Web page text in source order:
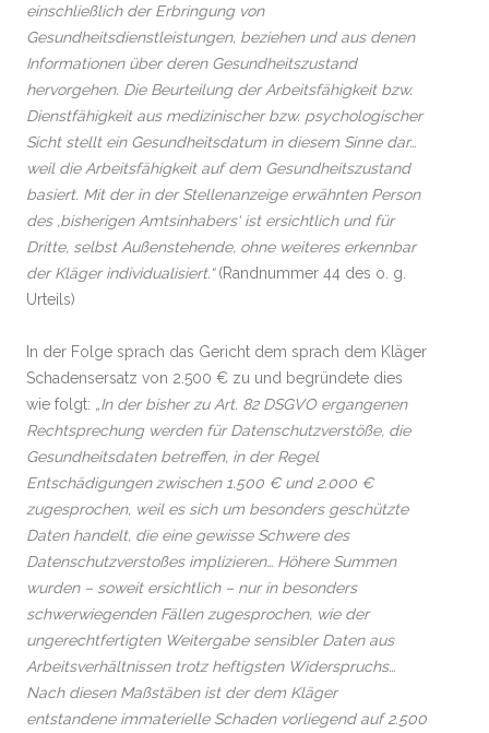
einschließlich der Erbringung von
Gesundheitsdienstleistungen, beziehen und aus denen
Informationen über deren Gesundheitszustand
hervorgehen. Die Beurteilung der Arbeitsfähigkeit bzw.
Dienstfähigkeit aus medizinischer bzw. psychologischer
Sicht stellt ein Gesundheitsdatum in diesem Sinne dar…
weil die Arbeitsfähigkeit auf dem Gesundheitszustand
basiert. Mit der in der Stellenanzeige erwähnten Person
des ‚bisherigen Amtsinhabers‘ ist ersichtlich und für
Dritte, selbst Außenstehende, ohne weiteres erkennbar
der Kläger individualisiert.“(Randnummer 44 des o. g.
Urteils)
In der Folge sprach das Gericht dem sprach dem Kläger
Schadensersatz von 2.500 € zu und begründete dies
wie folgt: „In der bisher zu Art. 82 DSGVO ergangenen
Rechtsprechung werden für Datenschutzverstöße, die
Gesundheitsdaten betreffen, in der Regel
Entschädigungen zwischen 1.500 € und 2.000 €
zugesprochen, weil es sich um besonders geschützte
Daten handelt, die eine gewisse Schwere des
Datenschutzverstoßes implizieren… Höhere Summen
wurden – soweit ersichtlich – nur in besonders
schwerwiegenden Fällen zugesprochen, wie der
ungerechtfertigten Weitergabe sensibler Daten aus
Arbeitsverhältnissen trotz heftigsten Widerspruchs…
Nach diesen Maßstäben ist der dem Kläger
entstandene immaterielle Schaden vorliegend auf 2.500